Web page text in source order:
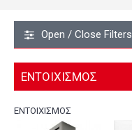
Open / Close Filters
ΕΝΤΟΙΧΙΣΜΟΣ
ΕΝΤΟΙΧΙΣΜΟΣ